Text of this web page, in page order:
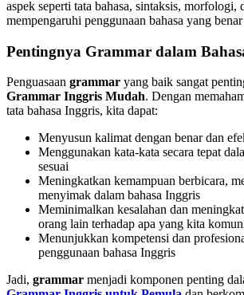
aspek seperti tata bahasa, sintaksis, morfologi,
mempengaruhi penggunaan bahasa yang
Pentingnya Grammar dalam
Penguasaan grammar yang baik sangat
Grammar Inggris Mudah. Dengan
tata bahasa Inggris, kita dapat:
Menyusun kalimat dengan benar dan
Menggunakan kata-kata secara tepat
sesuai
Meningkatkan kemampuan berbicara,
menyimak dalam bahasa Inggris
Meminimalkan kesalahan dan
orang lain terhadap apa yang kita
Menunjukkan kompetensi dan
penggunaan bahasa Inggris
Jadi, grammar menjadi komponen penting